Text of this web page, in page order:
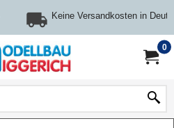
Keine Versandkosten in
0